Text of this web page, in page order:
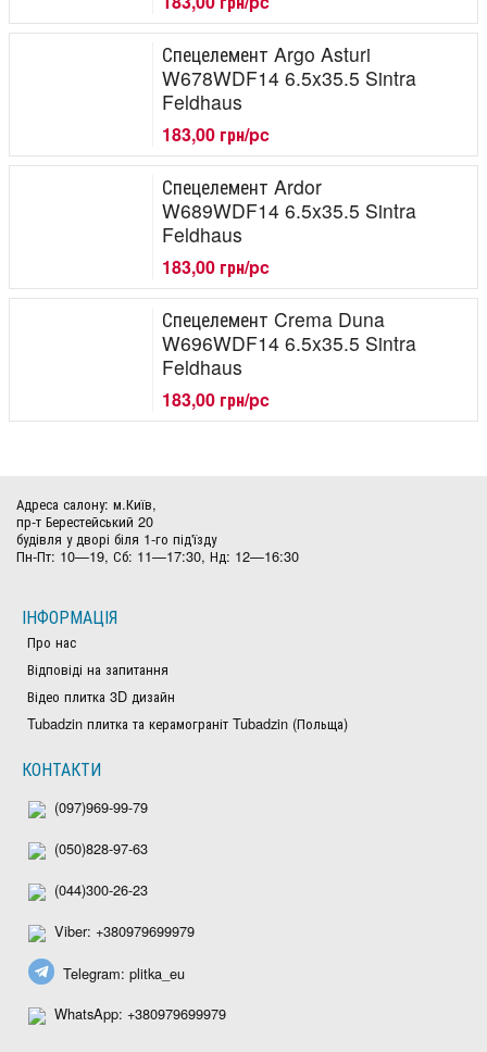
Спецелемент Argo Asturi
W678WDF14 6.5x35.5 Sintra
Feldhaus
183,00 грн/pc
Спецелемент Ardor
W689WDF14 6.5x35.5 Sintra
Feldhaus
183,00 грн/pc
Спецелемент Crema Duna
W696WDF14 6.5x35.5 Sintra
Feldhaus
183,00 грн/pc
Адреса салону: м.Київ,
пр-т Берестейський 20
будівля у дворі біля 1-го під'їзду
Пн-Пт: 10—19, Сб: 11—17:30, Нд: 12—16:30
ІНФОРМАЦІЯ
Про нас
Відповіді на запитання
Відео плитка 3D дизайн
Tubadzin плитка та керамограніт Tubadzin (Польща)
КОНТАКТИ
(097)969-99-79
(050)828-97-63
(044)300-26-23
Viber: +380979699979
Telegram: plitka_eu
WhatsApp: +380979699979